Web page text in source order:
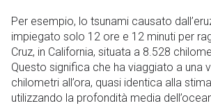
Per esempio, lo tsunami causato
impiegato solo 12 ore e 12 minuti per
Cruz, in California, situata a 8.528
Questo significa che ha viaggiato a una
chilometri all’ora, quasi identica alla
utilizzando la profondità media